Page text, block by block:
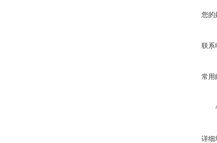
您的
联系
常用
详细